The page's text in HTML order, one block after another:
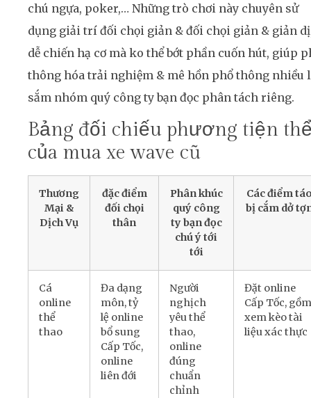
chú ngựa, poker,… Những trò chơi này chuyên sử
dụng giải trí đối chọi giản & đối chọi giản & giản
dễ chiến hạ cơ mà ko thể bớt phần cuốn hút, giúp
thông hóa trải nghiệm & mê hồn phổ thông nhiều
sắm nhóm quý công ty bạn đọc phân tách riêng.
Bảng đối chiếu phương tiện
của mua xe wave cũ
Thương
Mại &
Dịch Vụ
đặc điểm
đối chọi
thân
Phân khúc
quý công
ty bạn đọc
chú ý tới
tới
Các điểm
bị cắm dở
Cá
online
thể
thao
Đa dạng
môn, tỷ
lệ online
bổ sung
Cấp Tốc,
online
liên đới
Người
nghịch
yêu thể
thao,
online
đúng
chuẩn
chỉnh
Đặt online
Cấp Tốc, gồm
xem kèo tài
liệu xác thực